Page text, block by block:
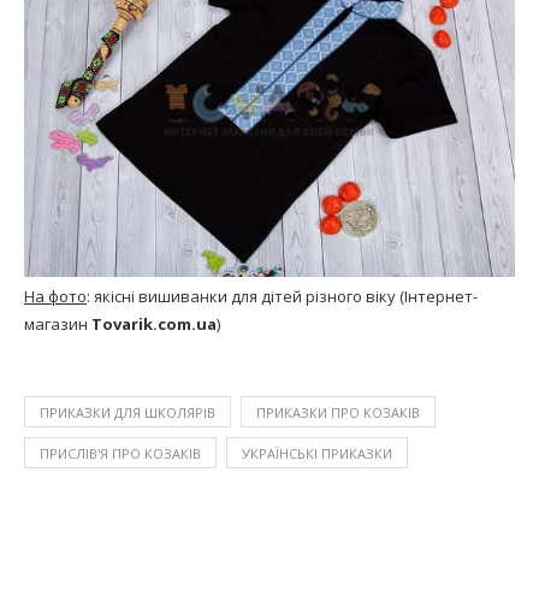
На фото: якісні вишиванки для дітей різного віку (Інтернет-
магазин Tovarik.com.ua)
ПРИКАЗКИ ДЛЯ ШКОЛЯРІВ ПРИКАЗКИ ПРО КОЗАКІВ
ПРИСЛІВ'Я ПРО КОЗАКІВ УКРАЇНСЬКІ ПРИКАЗКИ